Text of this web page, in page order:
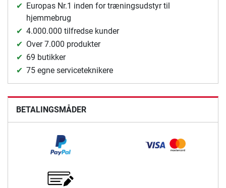
Europas Nr.1 inden for træningsudstyr til
hjemmebrug
4.000.000 tilfredse kunder
Over 7.000 produkter
69 butikker
75 egne serviceteknikere
BETALINGSMÅDER